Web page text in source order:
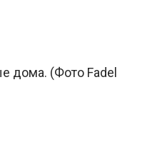
дома. (Фото Fadel